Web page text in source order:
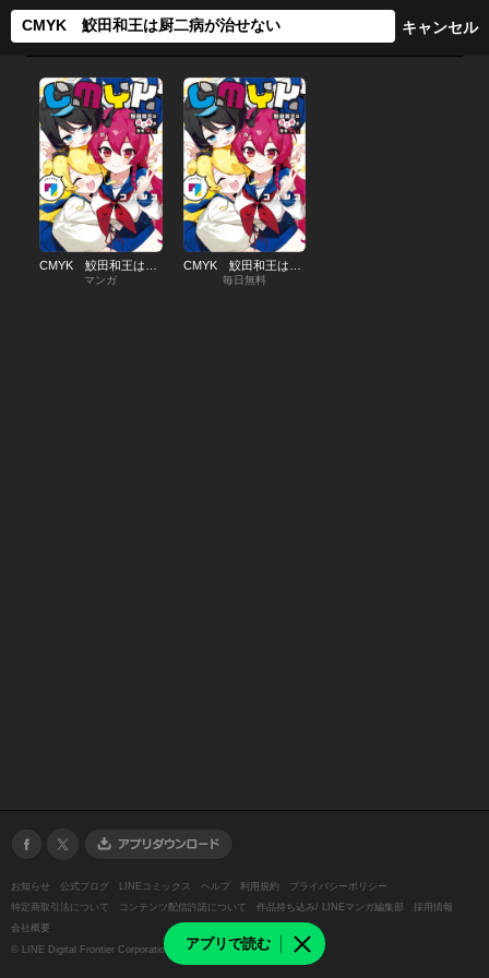
アプリで読む
マンガ 毎日無料
お知らせ 公式ブログ LINEコミックス ヘルプ 利用規約
プライバシーポリシー
特定商取引法について
コンテンツ配信許諾について 作品持ち込み/ LINEマンガ編集部
採用情報
会社概要
© LINE Digital Frontier Corporation